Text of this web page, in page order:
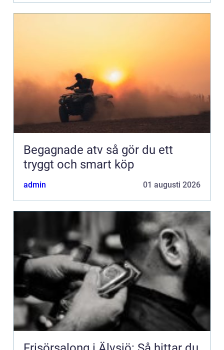
Begagnade atv så gör du ett
tryggt och smart köp
admin 01 augusti 2026